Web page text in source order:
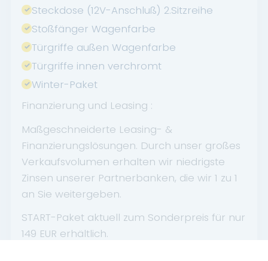
Steckdose (12V-Anschluß) 2.Sitzreihe
Stoßfänger Wagenfarbe
Türgriffe außen Wagenfarbe
Türgriffe innen verchromt
Winter-Paket
Finanzierung und Leasing :
Maßgeschneiderte Leasing- &
Finanzierungslösungen. Durch unser großes
Verkaufsvolumen erhalten wir niedrigste
Zinsen unserer Partnerbanken, die wir 1 zu 1
an Sie weitergeben.
START-Paket aktuell zum Sonderpreis für nur
149 EUR erhältlich.